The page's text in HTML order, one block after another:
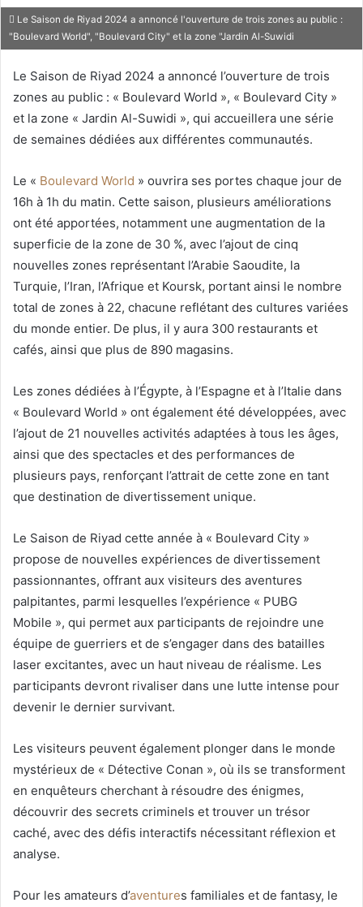
Le Saison de Riyad 2024 a annoncé l'ouverture de trois zones au public :
"Boulevard World", "Boulevard City" et la zone "Jardin Al-Suwidi
Le Saison de Riyad 2024 a annoncé l’ouverture de trois
zones au public : « Boulevard World », « Boulevard City »
et la zone « Jardin Al-Suwidi », qui accueillera une série
de semaines dédiées aux différentes communautés.
Le « Boulevard World » ouvrira ses portes chaque jour de
16h à 1h du matin. Cette saison, plusieurs améliorations
ont été apportées, notamment une augmentation de la
superficie de la zone de 30 %, avec l’ajout de cinq
nouvelles zones représentant l’Arabie Saoudite, la
Turquie, l’Iran, l’Afrique et Koursk, portant ainsi le nombre
total de zones à 22, chacune reflétant des cultures variées
du monde entier. De plus, il y aura 300 restaurants et
cafés, ainsi que plus de 890 magasins.
Les zones dédiées à l’Égypte, à l’Espagne et à l’Italie dans
« Boulevard World » ont également été développées, avec
l’ajout de 21 nouvelles activités adaptées à tous les âges,
ainsi que des spectacles et des performances de
plusieurs pays, renforçant l’attrait de cette zone en tant
que destination de divertissement unique.
Le Saison de Riyad cette année à « Boulevard City »
propose de nouvelles expériences de divertissement
passionnantes, offrant aux visiteurs des aventures
palpitantes, parmi lesquelles l’expérience « PUBG
Mobile », qui permet aux participants de rejoindre une
équipe de guerriers et de s’engager dans des batailles
laser excitantes, avec un haut niveau de réalisme. Les
participants devront rivaliser dans une lutte intense pour
devenir le dernier survivant.
Les visiteurs peuvent également plonger dans le monde
mystérieux de « Détective Conan », où ils se transforment
en enquêteurs cherchant à résoudre des énigmes,
découvrir des secrets criminels et trouver un trésor
caché, avec des défis interactifs nécessitant réflexion et
analyse.
Pour les amateurs d’aventures familiales et de fantasy, le